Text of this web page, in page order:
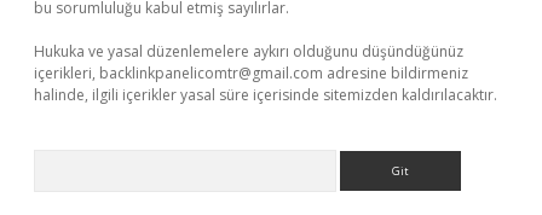
bu sorumluluğu kabul etmiş sayılırlar.
Hukuka ve yasal düzenlemelere aykırı olduğunu düşündüğünüz
içerikleri, backlinkpanelicomtr@gmail.com adresine bildirmeniz
halinde, ilgili içerikler yasal süre içerisinde sitemizden kaldırılacaktır.